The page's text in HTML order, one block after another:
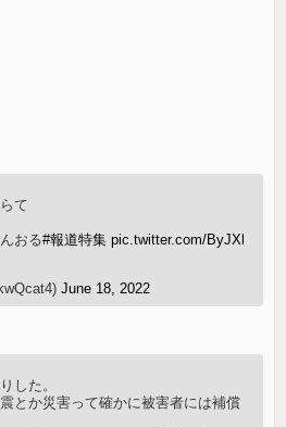
て
おる#報道特集 pic.twitter.com/ByJXl
June 18, 2022
した。
とか災害って確かに被害者には補償